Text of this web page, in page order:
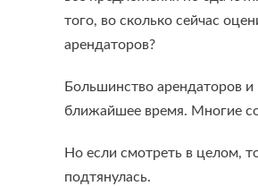
того, во сколько сейчас
арендаторов?
Большинство арендаторов
ближайшее время. Многие
Но если смотреть в целом,
подтянулась.